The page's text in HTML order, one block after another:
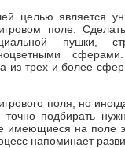
целью является
поле.
пушки,
из трех и более
поля, но
точно подбирать
имеющиеся на поле
напоминает